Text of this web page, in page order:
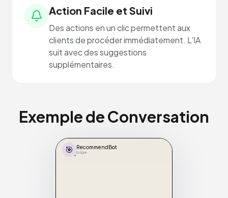
Action Facile et Suivi
Des actions en un clic permettent aux
clients de procéder immédiatement. L'IA
suit avec des suggestions
supplémentaires.
Exemple de Conversation
🎯 RecommendBot
En ligne